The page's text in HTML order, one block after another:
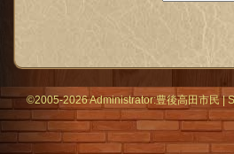
©2005-2026 Administrator:豊後高田市民|